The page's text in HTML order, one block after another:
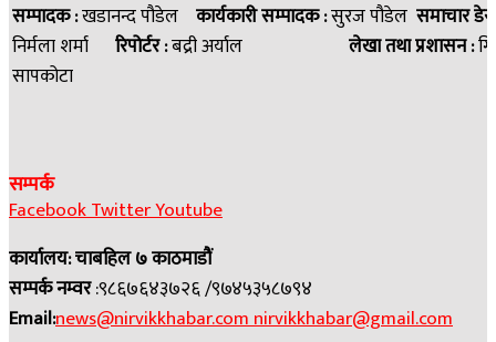
सम्पादक :खडानन्द पौडेल कार्यकारी सम्पादक :सुरज पौडेल समाचार
निर्मला शर्मा रिपोर्टर :बद्री अर्याल लेखा तथा प्रशासन :
सापकोटा
सम्पर्क
FacebookTwitterYoutube
कार्यालय: चाबहिल ७ काठमाडौं
सम्पर्क नम्वर:९८६७६४३७२६ /९७४५३५८७९४
Email:news@nirvikkhabar.comnirvikkhabar@gmail.com